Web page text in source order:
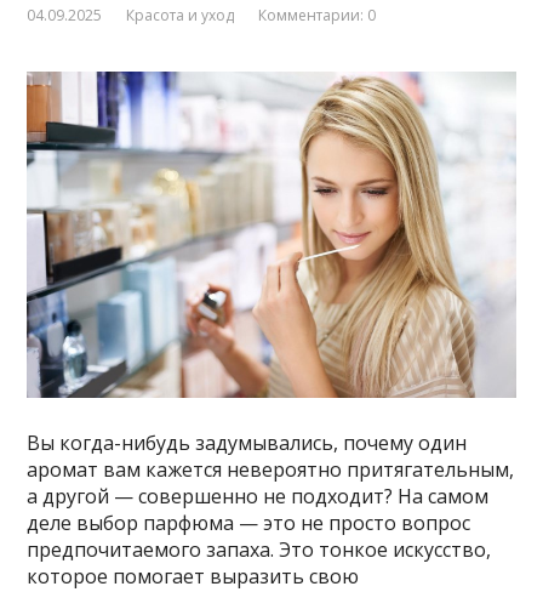
04.09.2025 Красота и уход Комментарии: 0
Вы когда-нибудь задумывались, почему один
аромат вам кажется невероятно притягательным,
а другой — совершенно не подходит? На самом
деле выбор парфюма — это не просто вопрос
предпочитаемого запаха. Это тонкое искусство,
которое помогает выразить свою